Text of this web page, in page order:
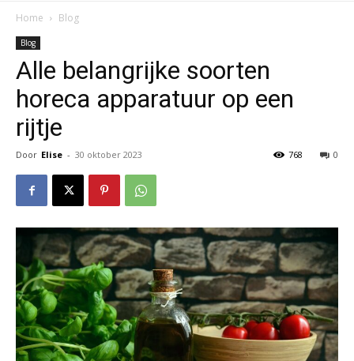
Home Blog
Blog
Alle belangrijke soorten
horeca apparatuur op een
rijtje
Door Elise - 30 oktober 2023 0
768